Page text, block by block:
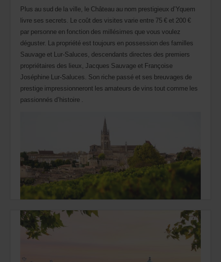
Plus au sud de la ville, le Château au nom prestigieux d’Yquem
livre ses secrets. Le coût des visites varie entre 75 € et 200 €
par personne en fonction des millésimes que vous voulez
déguster. La propriété est toujours en possession des familles
Sauvage et Lur-Saluces, descendants directes des premiers
propriétaires des lieux, Jacques Sauvage et Françoise
Joséphine Lur-Saluces. Son riche passé et ses breuvages de
prestige impressionneront les amateurs de vins tout comme les
passionnés d’histoire .